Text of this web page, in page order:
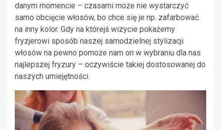
danym momencie – czasami może nie wystarczyć
samo obcięcie włosów, bo chce się je np. zafarbować
na inny kolor. Gdy na którejś wizycie pokażemy
fryzjerowi sposób naszej samodzielnej stylizacji
włosów na pewno pomoże nam on w wybraniu dla nas
najlepszej fryzury – oczywiście takiej dostosowanej do
naszych umiejętności.